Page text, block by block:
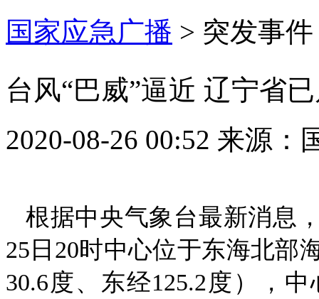
国家应急广播 > 突发事件
台风“巴威”逼近 辽宁省
2020-08-26 00:52 来源：
根据中央气象台最新消息
25日20时中心位于东海北部
30.6度、东经125.2度），